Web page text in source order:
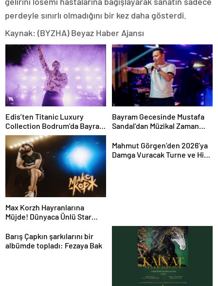
perdeyle sınırlı olmadığını bir kez daha gösterdi.
Kaynak: (BYZHA) Beyaz Haber Ajansı
Edis’ten Titanic Luxury
Collection Bodrum’da Bayram
Gecesine Damga Vuran
Performans
Bayram Gecesinde Mustafa
Sandal’dan Müzikal Zaman
Max Korzh Hayranlarına
Müjde! Dünyaca Ünlü Star
Performansla Hayranlarıyla
Buluşuyor
Mahmut Görgen’den 2026’ya
Damga Vuracak Turne ve Hit
Barış Çapkın şarkılarını bir
albümde topladı: Fezaya Bak